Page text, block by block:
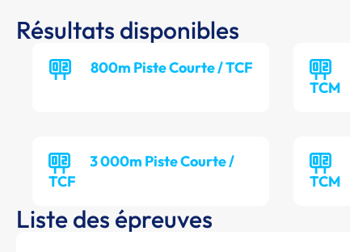
Résultats disponibles
800m Piste Courte / TCF
TCM
3 000m Piste Courte /
TCF
TCM
Liste des épreuves